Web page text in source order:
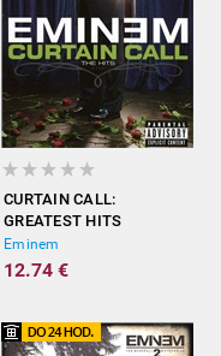
CURTAIN CALL:
GREATEST HITS
Eminem
12.74 €